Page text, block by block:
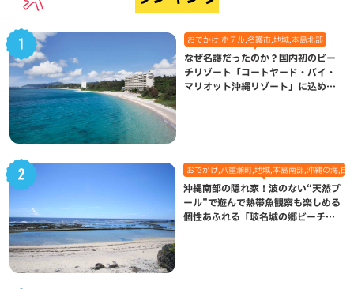
おでかけ,ホテル,名護市,地域,本島北部
なぜ名護だったのか？国内初のビー
チリゾート「コートヤード・バイ・
マリオット沖縄リゾート」に込めら
おでかけ,八重瀬町,地域,本島南部,沖縄の海,自
沖縄南部の隠れ家！波のない“天然プ
ール”で遊んで熱帯魚観察も楽しめる
個性あふれる「玻名城の郷ビーチ」